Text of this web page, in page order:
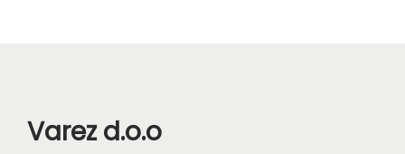
Varez d.o.o